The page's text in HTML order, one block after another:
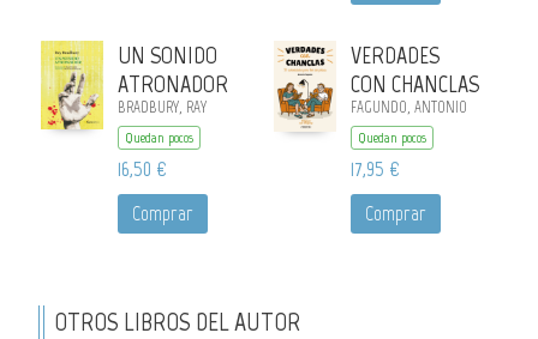
UN SONIDO
ATRONADOR
BRADBURY, RAY
Quedan pocos
16,50 €
Comprar
VERDADES
CON CHANCLAS
FAGUNDO, ANTONIO
Quedan pocos
17,95 €
Comprar
OTROS LIBROS DEL AUTOR